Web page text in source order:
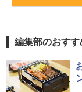
編集部のおすす